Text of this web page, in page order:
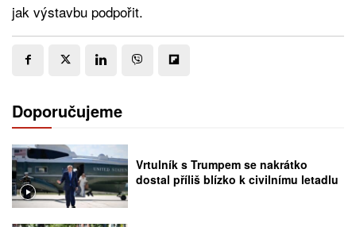
jak výstavbu podpořit.
Doporučujeme
Vrtulník s Trumpem se nakrátko
dostal příliš blízko k civilnímu letadlu